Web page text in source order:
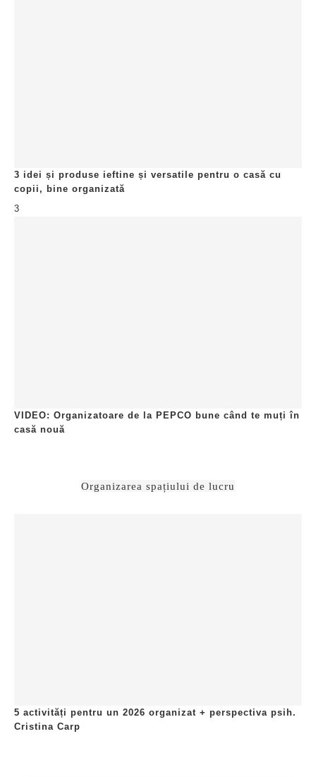
3 idei și produse ieftine și versatile pentru o casă cu
copii, bine organizată
3
VIDEO: Organizatoare de la PEPCO bune când te muți în
casă nouă
Organizarea spațiului de lucru
5 activități pentru un 2026 organizat + perspectiva psih.
Cristina Carp